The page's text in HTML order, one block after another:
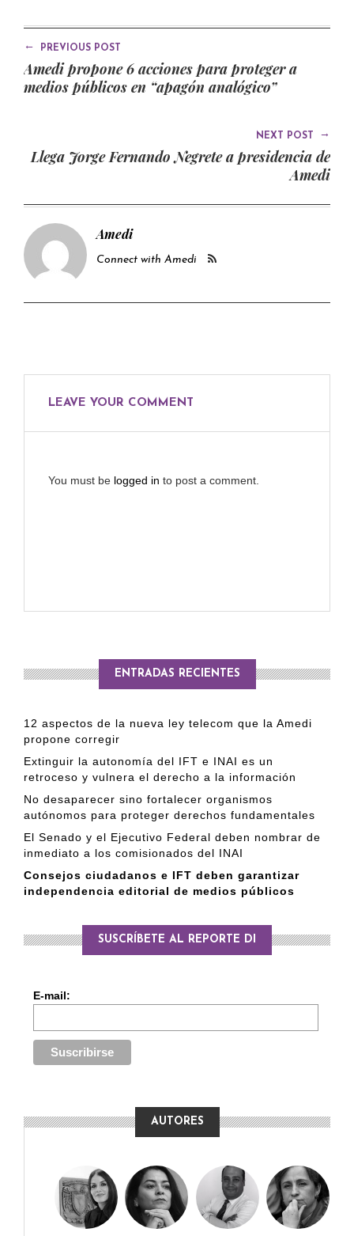
← PREVIOUS POST
Amedi propone 6 acciones para proteger a
medios públicos en “apagón analógico”
NEXT POST →
Llega Jorge Fernando Negrete a presidencia de
Amedi
Amedi
Connect with Amedi
LEAVE YOUR COMMENT
You must be logged in to post a comment.
ENTRADAS RECIENTES
12 aspectos de la nueva ley telecom que la Amedi
propone corregir
Extinguir la autonomía del IFT e INAI es un
retroceso y vulnera el derecho a la información
No desaparecer sino fortalecer organismos
autónomos para proteger derechos fundamentales
El Senado y el Ejecutivo Federal deben nombrar de
inmediato a los comisionados del INAI
Consejos ciudadanos e IFT deben garantizar
independencia editorial de medios públicos
SUSCRÍBETE AL REPORTE DI
E-mail:
AUTORES